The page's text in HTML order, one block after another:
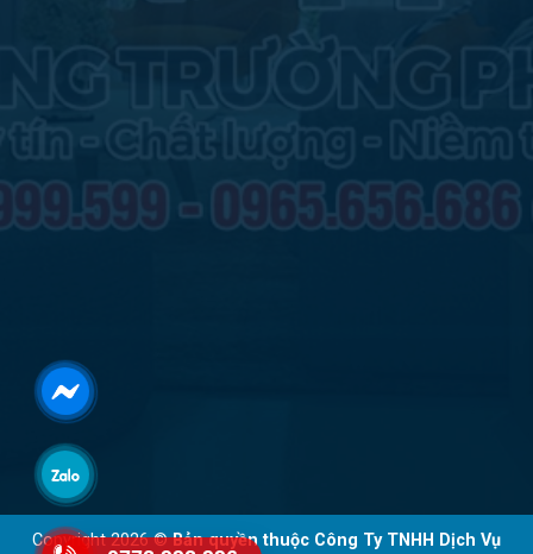
Copyright 2026 ©Bản quyền thuộc Công Ty TNHH Dịch Vụ